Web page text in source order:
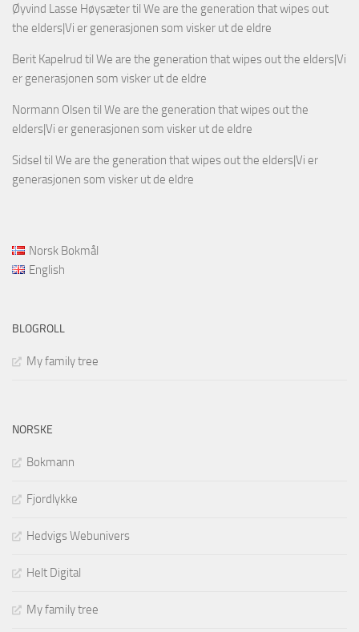
Øyvind Lasse Høysætertil We are the generation that wipes out
the elders|Vi er generasjonen som visker ut de eldre
Berit Kapelrud til We are the generation that wipes out the elders|Vi
er generasjonen som visker ut de eldre
Normann Olsen til We are the generation that wipes out the
elders|Vi er generasjonen som visker ut de eldre
Sidsel til We are the generation that wipes out the elders|Vi er
generasjonen som visker ut de eldre
Norsk Bokmål
English
BLOGROLL
My family tree
NORSKE
Bokmann
Fjordlykke
Hedvigs Webunivers
Helt Digital
My family tree